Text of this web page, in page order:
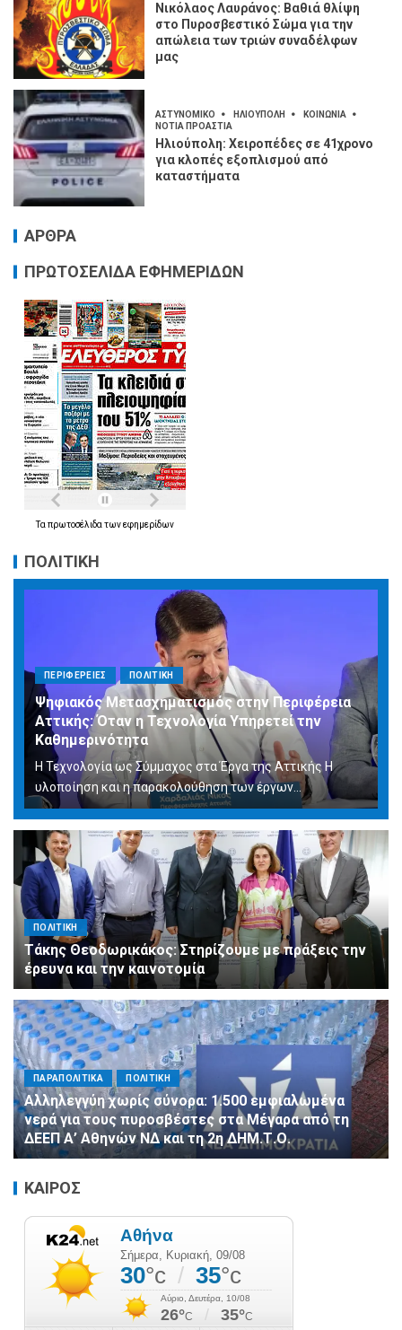
Νικόλαος Λαυράνος: Βαθιά θλίψη
στο Πυροσβεστικό Σώμα για την
απώλεια των τριών συναδέλφων
μας
ΑΣΤΥΝΟΜΙΚΟ ΗΛΙΟΥΠΟΛΗ
ΚΟΙΝΩΝΙΑ
ΝΟΤΙΑ ΠΡΟΑΣΤΙΑ
Ηλιούπολη: Χειροπέδες σε 41χρονο
για κλοπές εξοπλισμού από
καταστήματα
ΑΡΘΡΑ
ΠΡΩΤΟΣΕΛΙΔΑ ΕΦΗΜΕΡΙΔΩΝ
Ταπρωτοσέλιδατωνεφημερίδων
ΠΟΛΙΤΙΚΗ
ΠΕΡΙΦΕΡΕΙΕΣ ΠΟΛΙΤΙΚΗ
Ψηφιακός Μετασχηματισμός στην Περιφέρεια
Αττικής: Όταν η Τεχνολογία Υπηρετεί την
Καθημερινότητα
Η Τεχνολογία ως Σύμμαχος στα Έργα της Αττικής Η
υλοποίηση και η παρακολούθηση των έργων...
ΠΟΛΙΤΙΚΗ
Τάκης Θεοδωρικάκος: Στηρίζουμε με πράξεις την
έρευνα και την καινοτομία
ΠΑΡΑΠΟΛΙΤΙΚΑ ΠΟΛΙΤΙΚΗ
Αλληλεγγύη χωρίς σύνορα: 1.500 εμφιαλωμένα
νερά για τους πυροσβέστες στα Μέγαρα από τη
ΔΕΕΠ Α’ Αθηνών ΝΔ και τη 2η ΔΗΜ.Τ.Ο.
ΚΑΙΡΟΣ